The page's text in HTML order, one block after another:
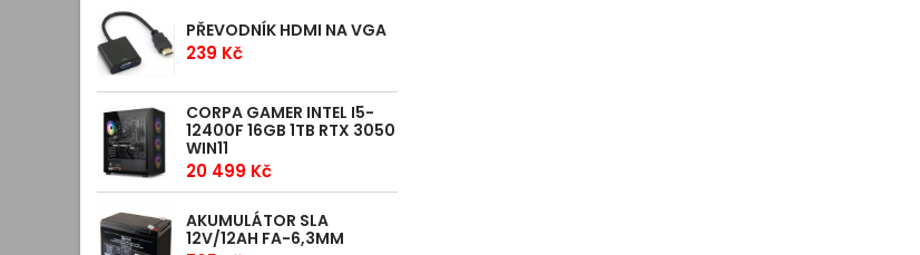
PŘEVODNÍK HDMI NA VGA
239 Kč
CORPA GAMER INTEL I5-
12400F 16GB 1TB RTX 3050
WIN11
20 499 Kč
AKUMULÁTOR SLA
12V/12AH FA-6,3MM